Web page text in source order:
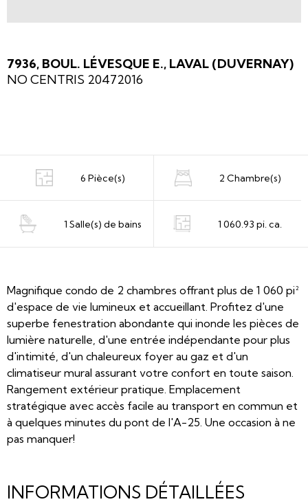
7936, BOUL. LÉVESQUE E., LAVAL (DUVERNAY)
NO CENTRIS 20472016
6 Pièce(s) 2 Chambre(s)
1 Salle(s) de bains 1 060.93 pi. ca.
Magnifique condo de 2 chambres offrant plus de 1 060 pi²
d'espace de vie lumineux et accueillant. Profitez d'une
superbe fenestration abondante qui inonde les pièces de
lumière naturelle, d'une entrée indépendante pour plus
d'intimité, d'un chaleureux foyer au gaz et d'un
climatiseur mural assurant votre confort en toute saison.
Rangement extérieur pratique. Emplacement
stratégique avec accès facile au transport en commun et
à quelques minutes du pont de l'A-25. Une occasion à ne
pas manquer!
INFORMATIONS DÉTAILLÉES